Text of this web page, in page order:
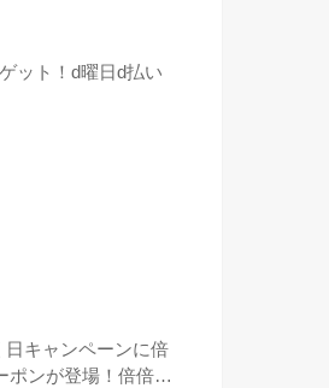
ット！d曜日d払い
日キャンペーンに倍
ポンが登場！倍倍ス